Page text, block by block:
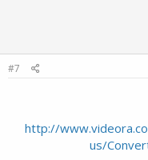
#7
http://
us/